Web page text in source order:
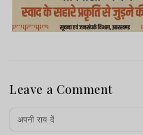
Leave a Comment